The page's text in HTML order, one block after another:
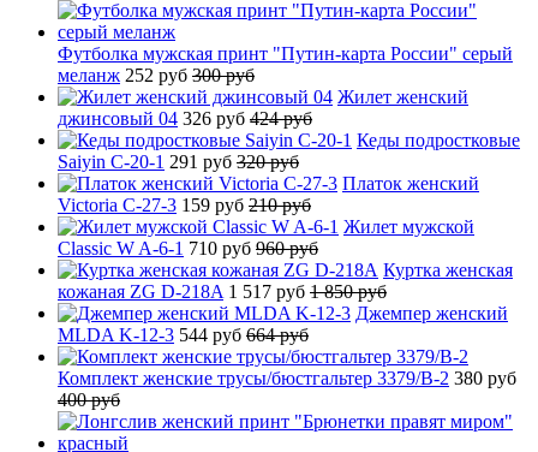
Футболка мужская принт "Путин-карта России" серый
меланж 252 руб 300 руб
Жилет женский
джинсовый 04 326 руб 424 руб
Кеды подростковые
Saiyin C-20-1 291 руб 320 руб
Платок женский
Victoria C-27-3 159 руб 210 руб
Жилет мужской
Classic W A-6-1 710 руб 960 руб
Куртка женская
кожаная ZG D-218A 1 517 руб 1 850 руб
Джемпер женский
MLDA K-12-3 544 руб 664 руб
Комплект женские трусы/бюстгальтер 3379/B-2 380 руб
400 руб